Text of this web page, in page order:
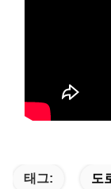
태그: 도